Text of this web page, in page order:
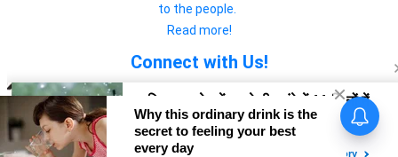
to the people.
Read more!
Connect with Us!